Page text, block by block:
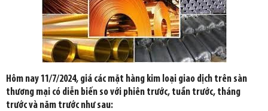
Hôm nay 11/7/2024, giá các mặt hàng kim loại giao dịch trên sàn
thương mại có diễn biến so với phiên trước, tuần trước, tháng
trước và năm trước như sau: